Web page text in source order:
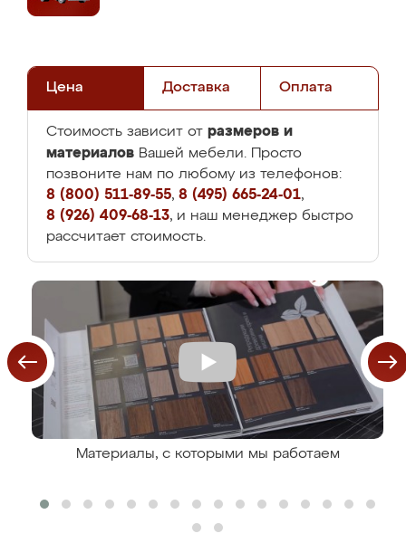
Цена Доставка Оплата
Стоимость зависит от размеров и
материалов Вашей мебели. Просто
позвоните нам по любому из телефонов:
8 (800) 511-89-55, 8 (495) 665-24-01,
8 (926) 409-68-13, и наш менеджер быстро
рассчитает стоимость.
Материалы, с которыми мы работаем